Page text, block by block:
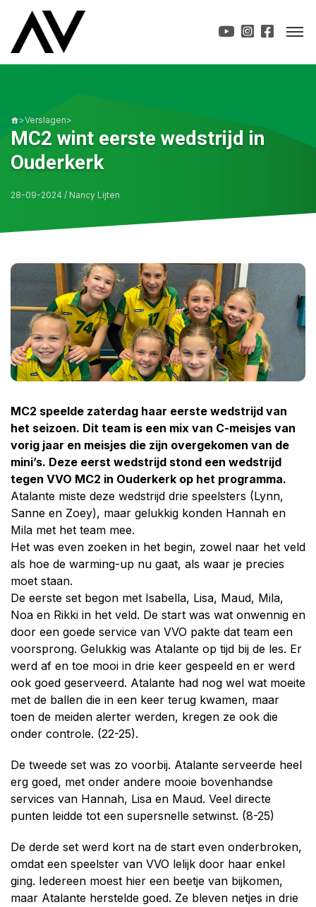
>Verslagen>
MC2 wint eerste wedstrijd in
Ouderkerk
28-09-2024 / Nancy Lijten
MC2 speelde zaterdag haar eerste wedstrijd van
het seizoen. Dit team is een mix van C-meisjes van
vorig jaar en meisjes die zijn overgekomen van de
mini’s. Deze eerst wedstrijd stond een wedstrijd
tegen VVO MC2 in Ouderkerk op het programma.
Atalante miste deze wedstrijd drie speelsters (Lynn,
Sanne en Zoey), maar gelukkig konden Hannah en
Mila met het team mee.
Het was even zoeken in het begin, zowel naar het veld
als hoe de warming-up nu gaat, als waar je precies
moet staan.
De eerste set begon met Isabella, Lisa, Maud, Mila,
Noa en Rikki in het veld. De start was wat onwennig en
door een goede service van VVO pakte dat team een
voorsprong. Gelukkig was Atalante op tijd bij de les. Er
werd af en toe mooi in drie keer gespeeld en er werd
ook goed geserveerd. Atalante had nog wel wat moeite
met de ballen die in een keer terug kwamen, maar
toen de meiden alerter werden, kregen ze ook die
onder controle. (22-25).
De tweede set was zo voorbij. Atalante serveerde heel
erg goed, met onder andere mooie bovenhandse
services van Hannah, Lisa en Maud. Veel directe
punten leidde tot een supersnelle setwinst. (8-25)
De derde set werd kort na de start even onderbroken,
omdat een speelster van VVO lelijk door haar enkel
ging. Iedereen moest hier een beetje van bijkomen,
maar Atalante herstelde goed. Ze bleven netjes in drie